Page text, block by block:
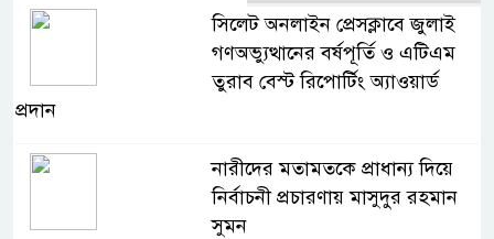
সিলেট অনলাইন প্রেসক্লাবে জুলাই
গণঅভ্যুত্থানের বর্ষপূর্তি ও এটিএম
তুরাব বেস্ট রিপোর্টিং অ্যাওয়ার্ড
প্রদান
নারীদের মতামতকে প্রাধান্য দিয়ে
নির্বাচনী প্রচারণায় মাসুদুর রহমান
সুমন